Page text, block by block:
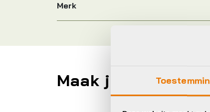
Merk
Maak je fiets